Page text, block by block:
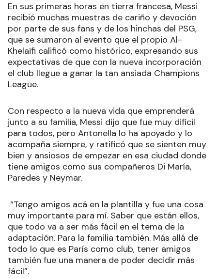
En sus primeras horas en tierra francesa, Messi
recibió muchas muestras de cariño y devoción
por parte de sus fans y de los hinchas del PSG,
que se sumaron al evento que el propio Al-
Khelaïfi calificó como histórico, expresando sus
expectativas de que con la nueva incorporación
el club llegue a ganar la tan ansiada Champions
League.
Con respecto a la nueva vida que emprenderá
junto a su familia, Messi dijo que fue muy difícil
para todos, pero Antonella lo ha apoyado y lo
acompaña siempre, y ratificó que se sienten muy
bien y ansiosos de empezar en esa ciudad donde
tiene amigos como sus compañeros Di María,
Paredes y Neymar.
“Tengo amigos acá en la plantilla y fue una cosa
muy importante para mí. Saber que están ellos,
que todo va a ser más fácil en el tema de la
adaptación. Para la familia también. Más allá de
todo lo que es París como club, tener amigos
también fue una manera de poder decidir más
fácil”.